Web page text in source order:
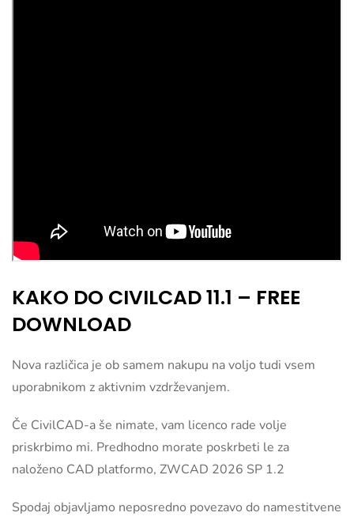
KAKO DO CIVILCAD 11.1 – FREE
DOWNLOAD
Nova različica je ob samem nakupu na voljo tudi vsem
uporabnikom z aktivnim vzdrževanjem.
Če CivilCAD-a še nimate, vam licenco rade volje
priskrbimo mi. Predhodno morate poskrbeti le za
naloženo CAD platformo, ZWCAD 2026 SP 1.2
Spodaj objavljamo neposredno povezavo do namestitvene